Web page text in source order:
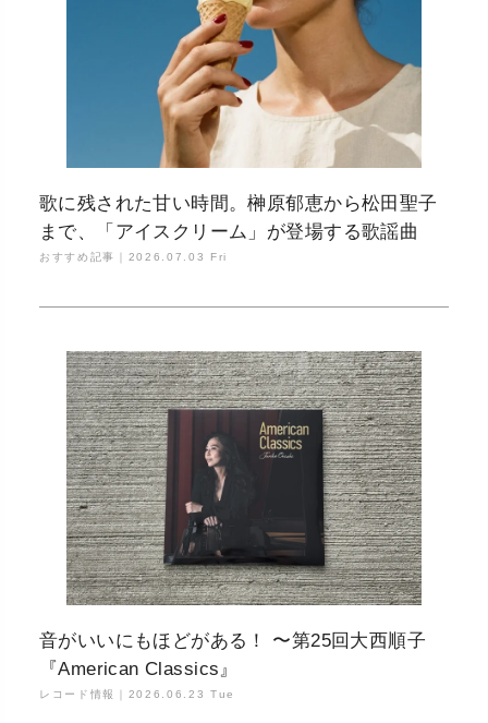
歌に残された甘い時間。榊原郁恵から松田聖子
まで、「アイスクリーム」が登場する歌謡曲
おすすめ記事｜ 2026.07.03 Fri
音がいいにもほどがある！ 〜第25回大西順子
『American Classics』
レコード情報｜ 2026.06.23 Tue